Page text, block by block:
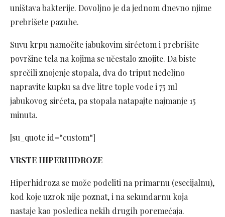
uništava bakterije. Dovoljno je da jednom dnevno njime
prebrišete pazuhe.
Suvu krpu namočite jabukovim sirćetom i prebrišite
površine tela na kojima se učestalo znojite. Da biste
sprečili znojenje stopala, dva do triput nedeljno
napravite kupku sa dve litre tople vode i 75 ml
jabukovog sirćeta, pa stopala natapajte najmanje 15
minuta.
[su_quote id=“custom“]
VRSTE HIPERHIDROZE
Hiperhidroza se može podeliti na primarnu (esecijalnu),
kod koje uzrok nije poznat, i na sekundarnu koja
nastaje kao posledica nekih drugih poremećaja.